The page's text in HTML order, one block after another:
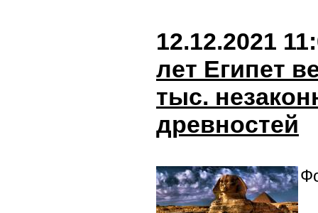
12.12.2021
лет Египет
тыс.
древностей